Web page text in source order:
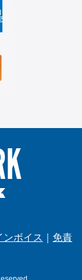
ンボイス
免責